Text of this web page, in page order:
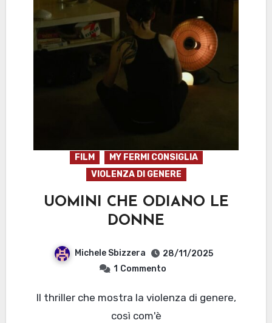
FILM
MY FERMI CONSIGLIA
VIOLENZA DI GENERE
UOMINI CHE ODIANO LE
DONNE
Michele Sbizzera
28/11/2025
1 Commento
Il thriller che mostra la violenza di genere,
così com'è